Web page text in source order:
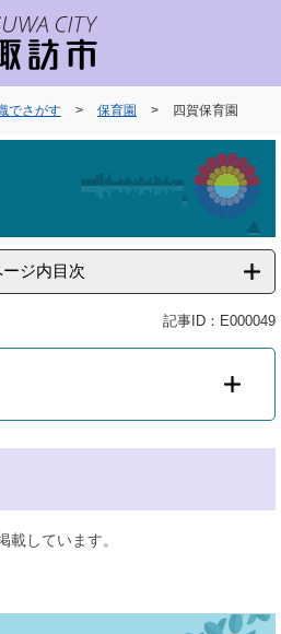
でさがす > 保育園 > 四賀保育園
ージ内目次
記事ID：E000049
載しています。